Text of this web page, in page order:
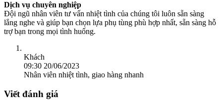
Dịch vụ chuyên nghiệp
Đội ngũ nhân viên tư vấn nhiệt tình của chúng tôi luôn sẵn sàng
lắng nghe và giúp bạn chọn lựa phụ tùng phù hợp nhất, sẵn sàng hỗ
trợ bạn trong mọi tình huống.
Khách
09:30 20/06/2023
Nhân viên nhiệt tình, giao hàng nhanh
Viết đánh giá